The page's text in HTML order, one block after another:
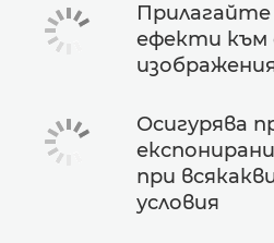
ефекти към
Осигурява
при
условия